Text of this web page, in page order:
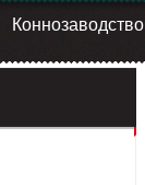
Коннозаводство